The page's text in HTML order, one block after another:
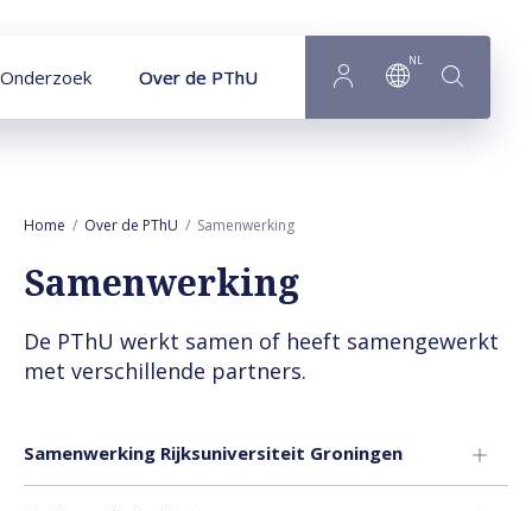
Onderzoek Over de PThU
NL
Home Over de PThU Samenwerking
Samenwerking
De PThU werkt samen of heeft samengewerkt
met verschillende partners.
Samenwerking Rijksuniversiteit Groningen